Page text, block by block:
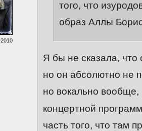
того, что
образ Аллы
Я бы не сказала, что
но он абсолютно не
но вокально
концертной
часть того, что там